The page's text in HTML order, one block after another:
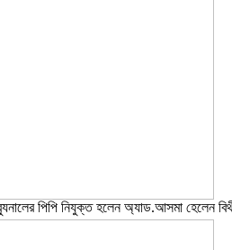
পিপি নিযুক্ত হলেন অ্যাড.আসমা হেলেন